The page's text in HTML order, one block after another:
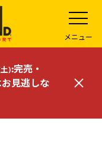
メ
ニ
ュ
ー
を
開
メニュー
):完売・
見逃しな
閉